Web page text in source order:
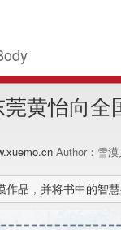
黄怡向全
Author：雪漠
品，并将书中的智